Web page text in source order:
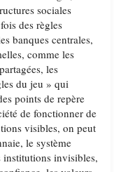
sociales
des règles
banques centrales,
comme les
les
du jeu » qui
points de repère
de fonctionner de
visibles, on peut
le système
invisibles,